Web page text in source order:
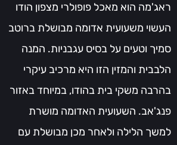
ראג'מה הוא מאכל פופולרי מצפון הודו
העשוי משעועית אדומה מבושלת ברוטב
סמיך וטעים על בסיס עגבניות. המנה
הלבבית והמזין הזו היא מרכיב עיקרי
בהרבה משקי בית בהודו, במיוחד באזור
פנג'אב. השעועית האדומה מושרת
למשך הלילה ולאחר מכן מבושלת עם